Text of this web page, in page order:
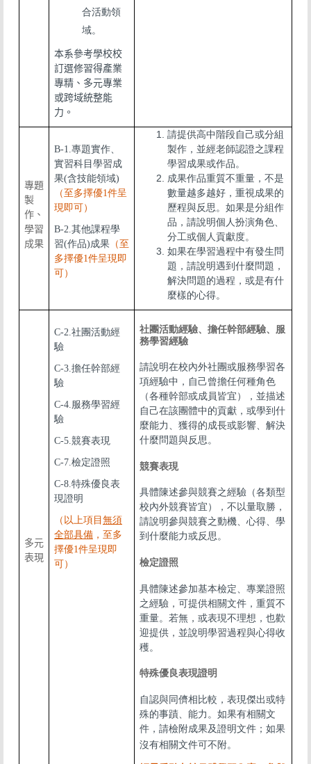
合活動領
域。
本系參考學校校
訂選修習得產業
專精、多元專業
或跨域統整能
力 。
專題
製
作、
學習
成果
B-1.專題實作、
實習科目學習成
果(含技能領域)
（至多擇優1件呈
現即可）
B-2.其他課程學
習(作品)成果 （至
多擇優1件呈現即
可）
請提供高中階段自己或分組
製作，並經老師認證之課程
學習成果或作品。
成果作品重質不重量，不是
數量越多越好，重視成果的
歷程與反思。如果是分組作
品，請說明個人扮演角色、
分工或個人貢獻度。
如果在學習過程中有發生問
題，請說明遇到什麼問題，
解決問題的過程，或是有什
麼樣的心得。
多元
表現
C-2.社團活動經
驗
C-3.擔任幹部經
驗
C-4.服務學習經
驗
C-5.競賽表現
C-7.檢定證照
C-8.特殊優良表
現證明
（以上項目 無須
全部具備 ，至多
擇優1件呈現即
可）
社團活動經驗、擔任幹部經驗、服
務學習經驗
請說明在校內外社團或服務學習各
項經驗中，自己曾擔任何種角色
（各種幹部或成員皆宜），並描述
自己在該團體中的貢獻，或學到什
麼能力、獲得的成長或影響、解決
什麼問題與反思。
競賽表現
具體陳述參與競賽之經驗（各類型
校內外競賽皆宜），不以量取勝，
請說明參與競賽之動機、心得、學
到什麼能力或反思。
檢定證照
具體陳述參加基本檢定、專業證照
之經驗，可提供相關文件，重質不
重量。若無，或表現不理想，也歡
迎提供，並說明學習過程與心得收
穫。
特殊優良表現證明
自認與同儕相比較，表現傑出或特
殊的事蹟、能力。如果有相關文
件，請檢附成果及證明文件；如果
沒有相關文件可不附。